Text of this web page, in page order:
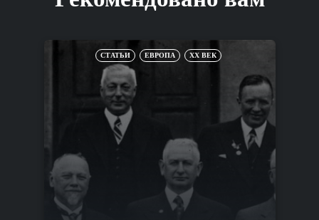
СТАТЬИ ЕВРОПА XX ВЕК